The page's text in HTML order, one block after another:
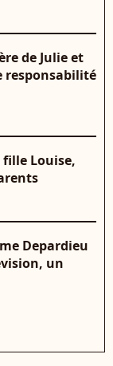
de Julie et
responsabilité
Louise,
Depardieu
un